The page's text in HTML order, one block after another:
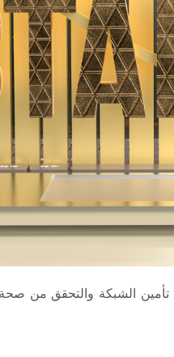
تأمين الشبكة والتحقق